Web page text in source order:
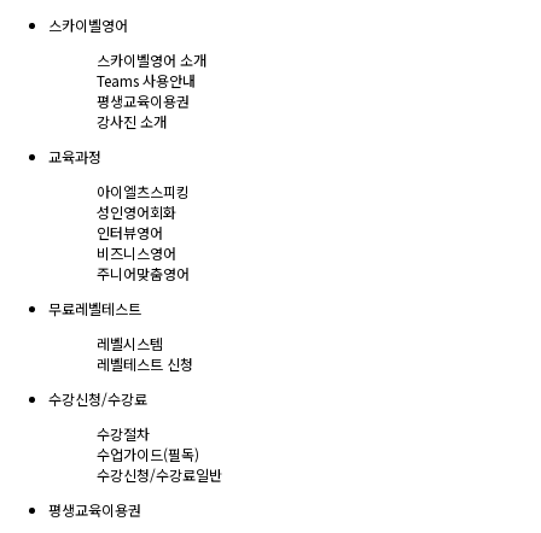
스카이벨영어
스카이벨영어 소개
Teams 사용안내
평생교육이용권
강사진 소개
교육과정
아이엘츠스피킹
성인영어회화
인터뷰영어
비즈니스영어
주니어맞춤영어
무료레벨테스트
레벨시스템
레벨테스트 신청
수강신청/수강료
수강절차
수업가이드(필독)
수강신청/수강료일반
평생교육이용권